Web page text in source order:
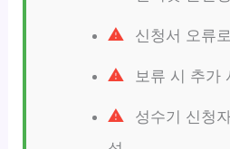
신청서 오류
보류 시 추가
성수기 신청